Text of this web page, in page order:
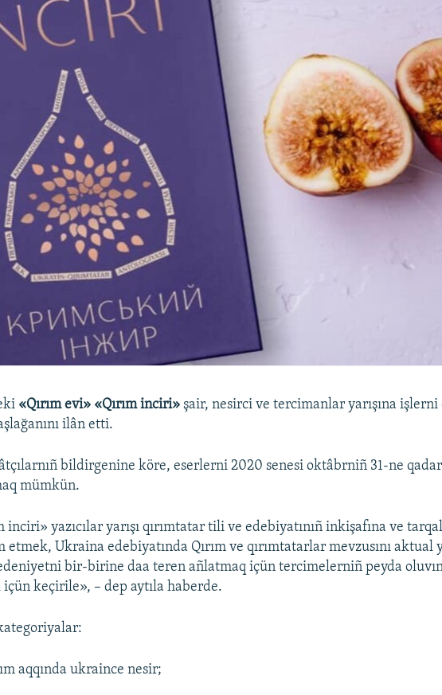
«Qırım evi» «Qırım inciri» şair, nesirci ve tercimanlar yarışına işlerni
ilân etti.
bildirgenine köre, eserlerni 2020 senesi oktâbrniñ 31-ne qadar
mümkün.
inciri» yazıcılar yarışı qırımtatar tili ve edebiyatınıñ inkişafına ve
etmek, Ukraina edebiyatında Qırım ve qırımtatarlar mevzusını aktual
bir-birine daa teren añlatmaq içün tercimelerniñ peyda
keçirile», – dep aytıla haberde.
aqqında ukraince nesir;